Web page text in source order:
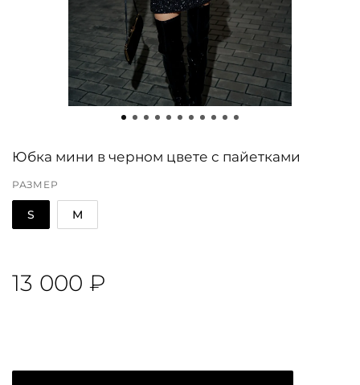
Юбка мини в черном цвете с пайетками
РАЗМЕР
S M
13 000 ₽